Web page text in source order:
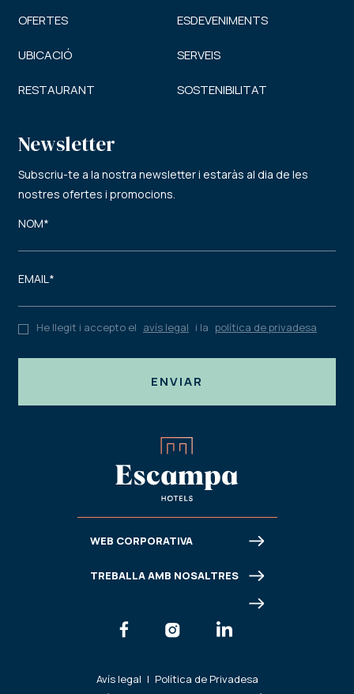
OFERTES
UBICACIÓ
RESTAURANT
ESDEVENIMENTS
SERVEIS
SOSTENIBILITAT
Newsletter
Subscriu-te a la nostra newsletter i estaràs al dia de les
nostres ofertes i promocions.
He llegit i accepto el avís legal i la política de privadesa
ENVIAR
WEB CORPORATIVA
TREBALLA AMB NOSALTRES
Avís legal | Política de Privadesa